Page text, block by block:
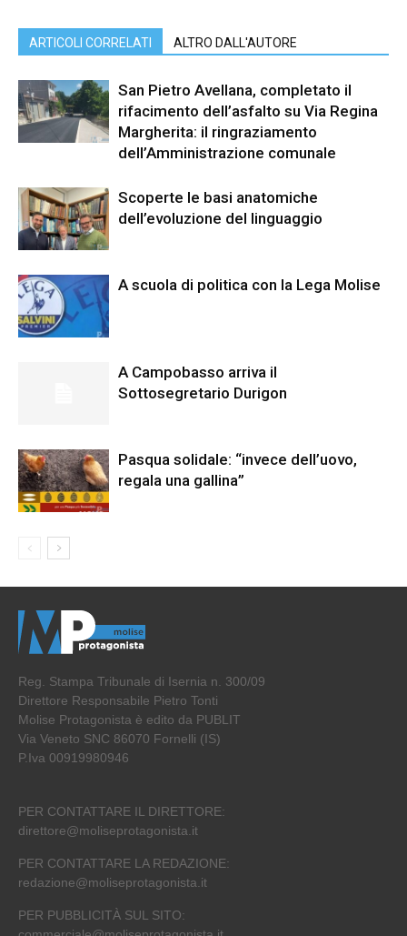
ARTICOLI CORRELATI ALTRO DALL'AUTORE
San Pietro Avellana, completato il
rifacimento dell’asfalto su Via Regina
Margherita: il ringraziamento
dell’Amministrazione comunale
Scoperte le basi anatomiche
dell’evoluzione del linguaggio
A scuola di politica con la Lega Molise
A Campobasso arriva il
Sottosegretario Durigon
Pasqua solidale: “invece dell’uovo,
regala una gallina”
Reg. Stampa Tribunale di Isernia n. 300/09
Direttore Responsabile Pietro Tonti
Molise Protagonista è edito da PUBLIT
Via Veneto SNC 86070 Fornelli (IS)
P.Iva 00919980946
PER CONTATTARE IL DIRETTORE:
direttore@moliseprotagonista.it
PER CONTATTARE LA REDAZIONE:
redazione@moliseprotagonista.it
PER PUBBLICITÀ SUL SITO: